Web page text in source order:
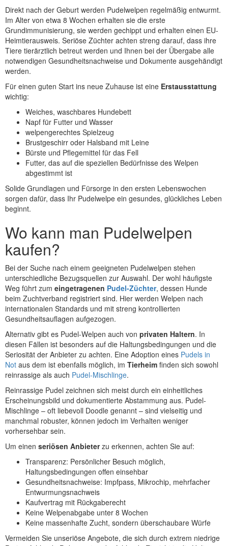
Direkt nach der Geburt werden Pudelwelpen regelmäßig entwurmt.
Im Alter von etwa 8 Wochen erhalten sie die erste
Grundimmunisierung, sie werden gechippt und erhalten einen EU-
Heimtierausweis. Seriöse Züchter achten streng darauf, dass ihre
Tiere tierärztlich betreut werden und Ihnen bei der Übergabe alle
notwendigen Gesundheitsnachweise und Dokumente ausgehändigt
werden.
Für einen guten Start ins neue Zuhause ist eine Erstausstattung
wichtig:
Weiches, waschbares Hundebett
Napf für Futter und Wasser
welpengerechtes Spielzeug
Brustgeschirr oder Halsband mit Leine
Bürste und Pflegemittel für das Fell
Futter, das auf die speziellen Bedürfnisse des Welpen
abgestimmt ist
Solide Grundlagen und Fürsorge in den ersten Lebenswochen
sorgen dafür, dass Ihr Pudelwelpe ein gesundes, glückliches Leben
beginnt.
Wo kann man Pudelwelpen
kaufen?
Bei der Suche nach einem geeigneten Pudelwelpen stehen
unterschiedliche Bezugsquellen zur Auswahl. Der wohl häufigste
Weg führt zum eingetragenen Pudel-Züchter, dessen Hunde
beim Zuchtverband registriert sind. Hier werden Welpen nach
internationalen Standards und mit streng kontrollierten
Gesundheitsauflagen aufgezogen.
Alternativ gibt es Pudel-Welpen auch von privaten Haltern. In
diesen Fällen ist besonders auf die Haltungsbedingungen und die
Seriosität der Anbieter zu achten. Eine Adoption eines Pudels in
Not aus dem ist ebenfalls möglich, im Tierheim finden sich sowohl
reinrassige als auch Pudel-Mischlinge.
Reinrassige Pudel zeichnen sich meist durch ein einheitliches
Erscheinungsbild und dokumentierte Abstammung aus. Pudel-
Mischlinge – oft liebevoll Doodle genannt – sind vielseitig und
manchmal robuster, können jedoch im Verhalten weniger
vorhersehbar sein.
Um einen seriösen Anbieterzu erkennen, achten Sie auf:
Transparenz: Persönlicher Besuch möglich,
Haltungsbedingungen offen einsehbar
Gesundheitsnachweise: Impfpass, Mikrochip, mehrfacher
Entwurmungsnachweis
Kaufvertrag mit Rückgaberecht
Keine Welpenabgabe unter 8 Wochen
Keine massenhafte Zucht, sondern überschaubare Würfe
Vermeiden Sie unseriöse Angebote, die sich durch extrem niedrige